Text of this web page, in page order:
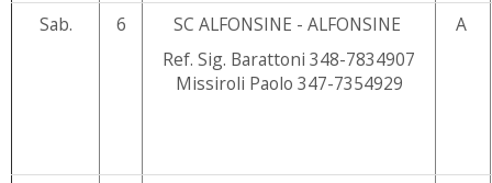
Sab. 6
SC ALFONSINE - ALFONSINE
Ref. Sig. Barattoni 348-7834907
Missiroli Paolo 347-7354929
A